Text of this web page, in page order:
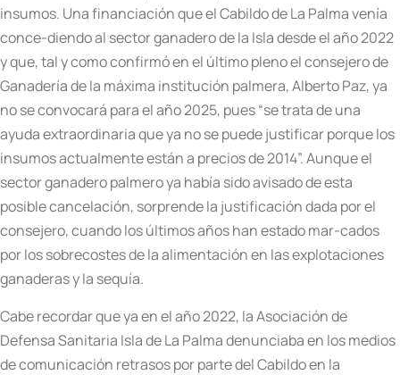
insumos. Una financiación que el Cabildo de La Palma venía
conce-diendo al sector ganadero de la Isla desde el año 2022
y que, tal y como confirmó en el último pleno el consejero de
Ganadería de la máxima institución palmera, Alberto Paz, ya
no se convocará para el año 2025, pues “se trata de una
ayuda extraordinaria que ya no se puede justificar porque los
insumos actualmente están a precios de 2014”. Aunque el
sector ganadero palmero ya había sido avisado de esta
posible cancelación, sorprende la justificación dada por el
consejero, cuando los últimos años han estado mar-cados
por los sobrecostes de la alimentación en las explotaciones
ganaderas y la sequía.
Cabe recordar que ya en el año 2022, la Asociación de
Defensa Sanitaria Isla de La Palma denunciaba en los medios
de comunicación retrasos por parte del Cabildo en la